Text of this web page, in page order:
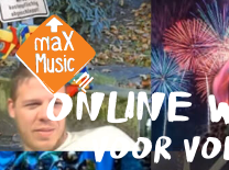
ONLINE
VOOR